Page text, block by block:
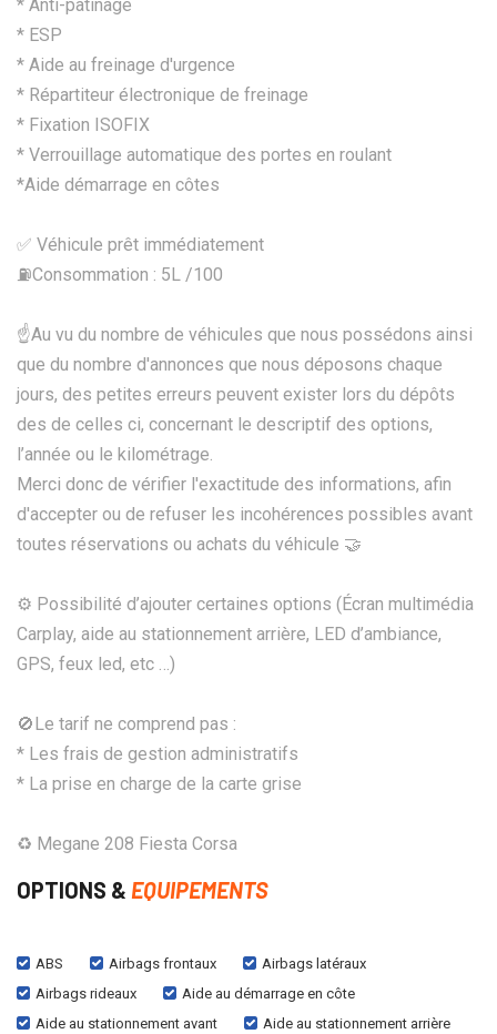
* Anti-patinage
* ESP
* Aide au freinage d'urgence
* Répartiteur électronique de freinage
* Fixation ISOFIX
* Verrouillage automatique des portes en roulant
*Aide démarrage en côtes
✅ Véhicule prêt immédiatement
⛽️Consommation : 5L /100
☝Au vu du nombre de véhicules que nous possédons ainsi
que du nombre d'annonces que nous déposons chaque
jours, des petites erreurs peuvent exister lors du dépôts
des de celles ci, concernant le descriptif des options,
l’année ou le kilométrage.
Merci donc de vérifier l'exactitude des informations, afin
d'accepter ou de refuser les incohérences possibles avant
toutes réservations ou achats du véhicule 🤝
⚙️ Possibilité d’ajouter certaines options (Écran multimédia
Carplay, aide au stationnement arrière, LED d’ambiance,
GPS, feux led, etc …)
🚫Le tarif ne comprend pas :
* Les frais de gestion administratifs
* La prise en charge de la carte grise
♻ Megane 208 Fiesta Corsa
OPTIONS & EQUIPEMENTS
ABS Airbags frontaux
Airbags latéraux
Airbags rideaux
Aide au démarrage en côte
Aide au stationnement avant
Aide au stationnement arrière